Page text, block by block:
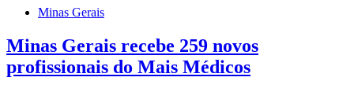
Minas Gerais
Minas Gerais recebe 259 novos
profissionais do Mais Médicos